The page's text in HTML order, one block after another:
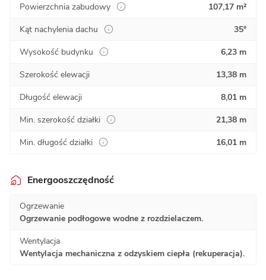
Powierzchnia zabudowy
107,17 m²
Kąt nachylenia dachu
35°
Wysokość budynku
6,23 m
Szerokość elewacji
13,38 m
Długość elewacji
8,01 m
Min. szerokość działki
21,38 m
Min. długość działki
16,01 m
Energooszczędność
Ogrzewanie
Ogrzewanie podłogowe wodne z rozdzielaczem.
Wentylacja
Wentylacja mechaniczna z odzyskiem ciepła (rekuperacja).